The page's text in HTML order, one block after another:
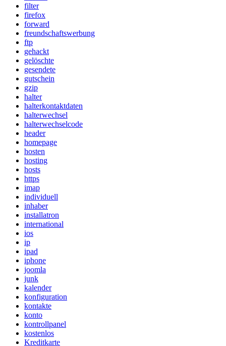
filter
firefox
forward
freundschaftswerbung
ftp
gehackt
gelöschte
gesendete
gutschein
gzip
halter
halterkontaktdaten
halterwechsel
halterwechselcode
header
homepage
hosten
hosting
hosts
https
imap
individuell
inhaber
installatron
international
ios
ip
ipad
iphone
joomla
junk
kalender
konfiguration
kontakte
konto
kontrollpanel
kostenlos
Kreditkarte